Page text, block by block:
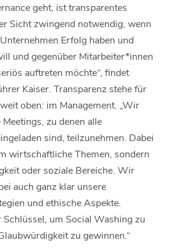
geht, ist transparentes
Sicht zwingend notwendig, wenn
Erfolg haben und
und gegenüber Mitarbeiter*innen
auftreten möchte“, findet
Kaiser. Transparenz stehe für
oben: im Management. „Wir
zu denen alle
sind, teilzunehmen. Dabei
wirtschaftliche Themen, sondern
oder soziale Bereiche. Wir
auch ganz klar unsere
und ethische Aspekte.
Schlüssel, um Social Washing zu
zu gewinnen.“